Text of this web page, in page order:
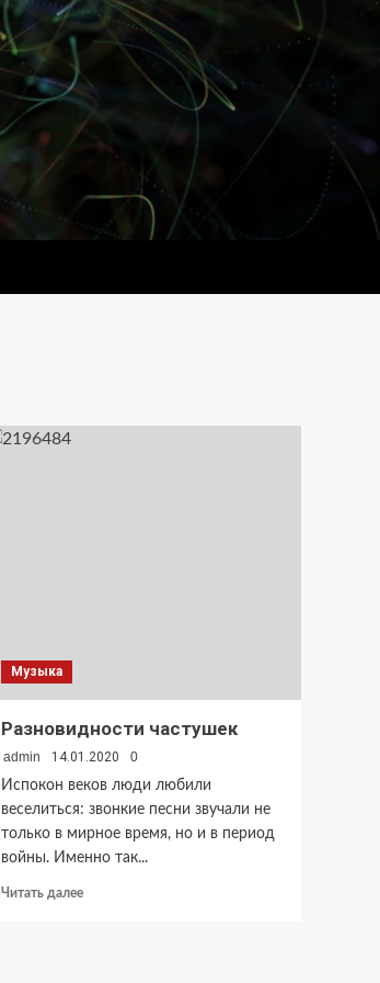
Музыка
Разновидности частушек
admin 14.01.2020
0
Испокон веков люди любили
веселиться: звонкие песни звучали не
только в мирное время, но и в период
войны. Именно так...
Читать далееПрочитать